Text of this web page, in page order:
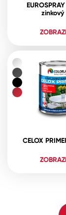
zinkový
CELOX